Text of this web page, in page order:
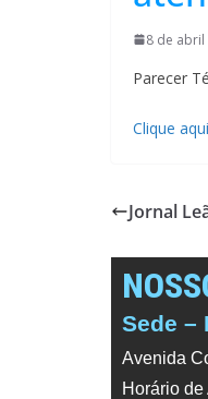
8 de
Parecer
Clique
Jornal
Sede –
Avenida
Horário